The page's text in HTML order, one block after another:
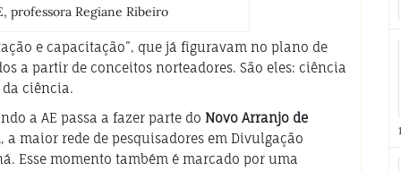
professora Regiane Ribeiro
e capacitação”, que já figuravam no plano de
a partir de conceitos norteadores. São eles: ciência
ciência.
a AE passa a fazer parte do Novo Arranjo de
, a maior rede de pesquisadores em Divulgação
Esse momento também é marcado por uma